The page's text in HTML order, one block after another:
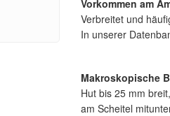
Vorkommen am
Verbreitet und
In unserer
Makroskopische
Hut bis 25 mm
am Scheitel